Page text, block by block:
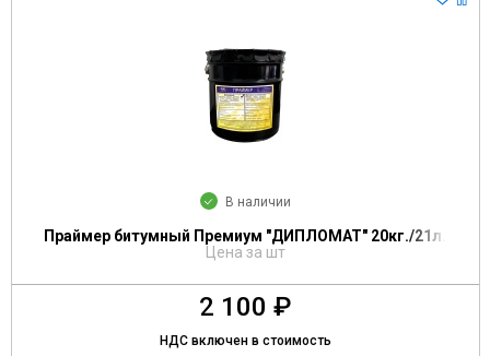
В наличии
Праймер битумный Премиум "ДИПЛОМАТ" 20кг./21л.
Цена за шт
2 100 ₽
НДС включен в стоимость